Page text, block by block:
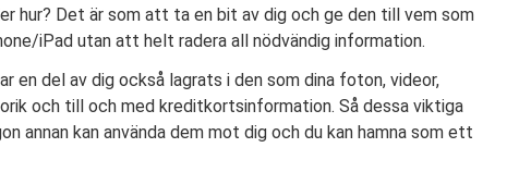
hur? Det är som att ta en bit av dig och ge den till vem som
iPad utan att helt radera all nödvändig information.
en del av dig också lagrats i den som dina foton, videor,
och till och med kreditkortsinformation. Så dessa viktiga
annan kan använda dem mot dig och du kan hamna som ett